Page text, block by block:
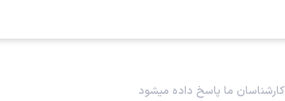
ما پاسخ داده میشود